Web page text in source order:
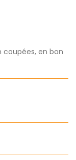
coupées, en bon